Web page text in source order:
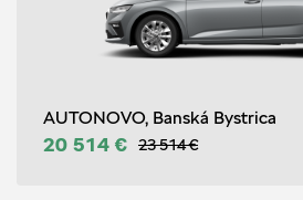
AUTONOVO, Banská Bystrica
20 514 € 23 514 €